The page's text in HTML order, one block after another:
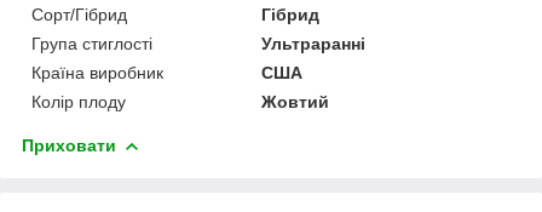
Сорт/Гібрид
Гібрид
Група стиглості
Ультраранні
Країна виробник
США
Колір плоду
Жовтий
Приховати